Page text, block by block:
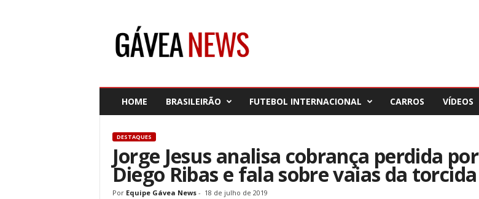
HOME BRASILEIRÃO FUTEBOL INTERNACIONAL CARROS VÍDEOS
DESTAQUES
Jorge Jesus analisa cobrança perdida por
Diego Ribas e fala sobre vaias da torcida
Por Equipe Gávea News- 18 de julho de 2019